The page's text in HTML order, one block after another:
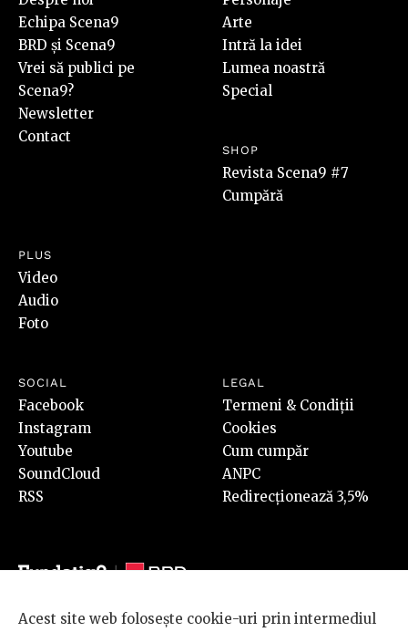
Echipa Scena9
BRD și Scena9
Vrei să publici pe
Scena9?
Newsletter
Contact
Arte
Intră la idei
Lumea noastră
Special
SHOP
Revista Scena9 #7
Cumpără
PLUS
Video
Audio
Foto
SOCIAL
Facebook
Instagram
Youtube
SoundCloud
RSS
LEGAL
Termeni & Condiții
Cookies
Cum cumpăr
ANPC
Redirecționează 3,5%
Acest site web folosește cookie-uri prin intermediul